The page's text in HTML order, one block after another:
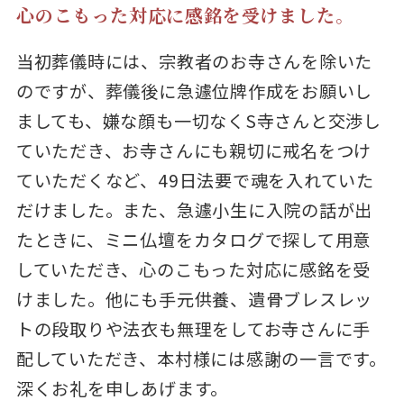
心のこもった対応に感銘を受けました。
当初葬儀時には、宗教者のお寺さんを除いた
のですが、葬儀後に急遽位牌作成をお願いし
ましても、嫌な顔も一切なくS寺さんと交渉し
ていただき、お寺さんにも親切に戒名をつけ
ていただくなど、49日法要で魂を入れていた
だけました。また、急遽小生に入院の話が出
たときに、ミニ仏壇をカタログで探して用意
していただき、心のこもった対応に感銘を受
けました。他にも手元供養、遺骨ブレスレッ
トの段取りや法衣も無理をしてお寺さんに手
配していただき、本村様には感謝の一言です。
深くお礼を申しあげます。